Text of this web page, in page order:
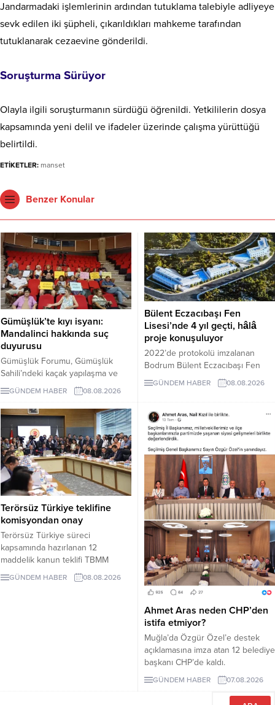
Jandarmadaki işlemlerinin ardından tutuklama talebiyle adliyeye
sevk edilen iki şüpheli, çıkarıldıkları mahkeme tarafından
tutuklanarak cezaevine gönderildi.
Soruşturma Sürüyor
Olayla ilgili soruşturmanın sürdüğü öğrenildi. Yetkililerin dosya
kapsamında yeni delil ve ifadeler üzerinde çalışma yürüttüğü
belirtildi.
ETİKETLER: manset
Benzer Konular
Gümüşlük’te kıyı isyanı:
Mandalinci hakkında suç
duyurusu
Gümüşlük Forumu, Gümüşlük
Sahili’ndeki kaçak yapılaşma ve
Çayıraltı Halk Plajı’ndaki işgal
iddiaları nedeniyle Bodrum
Belediye Başkanı Tamer
Mandalinci hakkında suç
duyurusunda bulundu.
GÜNDEM HABER 08.08.2026
Bülent Eczacıbaşı Fen
Lisesi’nde 4 yıl geçti, hâlâ
proje konuşuluyor
2022’de protokolü imzalanan
Bodrum Bülent Eczacıbaşı Fen
Lisesi için dört yıl sonra hâlâ proje
süreci görüşülüyor. Okulun ne
kabul edeceği belirsiz.
GÜNDEM HABER 08.08.2026
Terörsüz Türkiye teklifine
komisyondan onay
Terörsüz Türkiye süreci
kapsamında hazırlanan 12
maddelik kanun teklifi TBMM
Adalet Komisyonunda kabul edildi.
Teklif 5 ve 10 yıllık erteleme
GÜNDEM HABER 08.08.2026
Ahmet Aras neden CHP’den
istifa etmiyor?
Muğla’da Özgür Özel’e destek
açıklamasına imza atan 12 belediye
başkanı CHP’de kaldı.
Milletvekilleri Yeni Parti’ye
geçerken belediye başkanlarının
tutumu ve CHP yönetiminin
GÜNDEM HABER 07.08.2026